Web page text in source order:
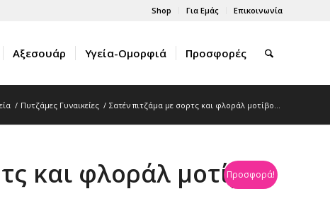
Shop Για Εμάς Επικοινωνία
Αξεσουάρ Υγεία-Ομορφιά Προσφορές
/ Πυτζάμες Γυναικείες / Σατέν πιτζάμα με σορτς και φλοράλ μοτίβο...
Προσφορά!
και φλοράλ μοτίβο